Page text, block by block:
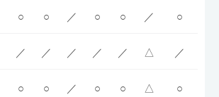
○ ○ ／ ○ ○ ／ ○
／ ／ ／ ／ ／ △ ／
○ ○ ／ ○ ○ △ ○